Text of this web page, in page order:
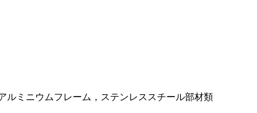
ルミニウムフレーム，ステンレススチール部材類